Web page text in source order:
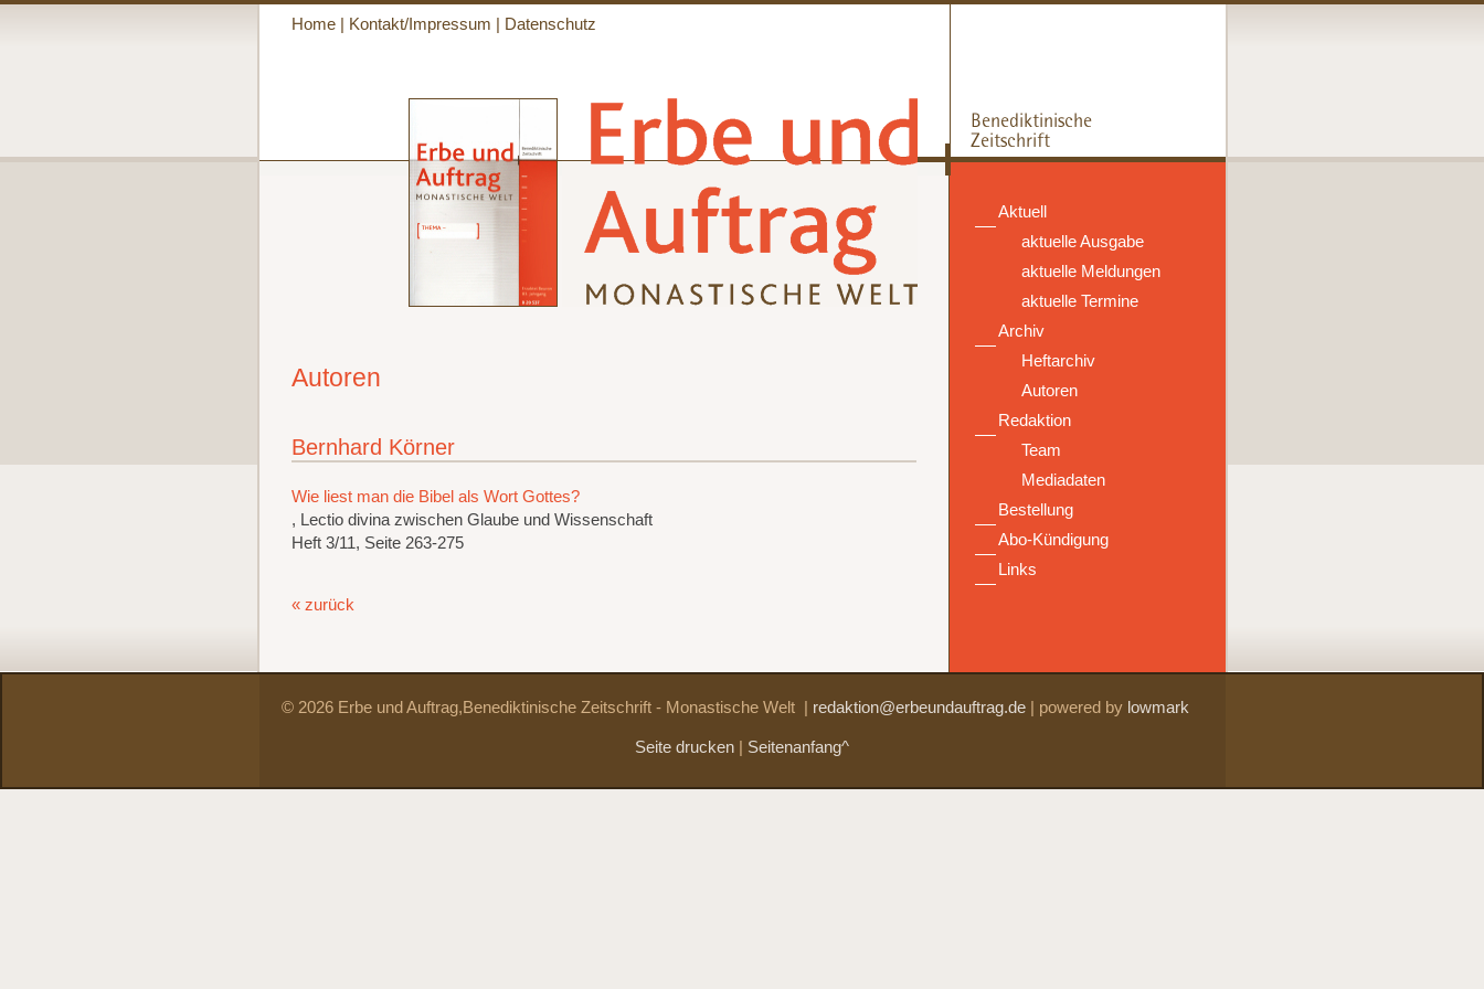
Home| Kontakt/Impressum Datenschutz
Aktuell
aktuelle Ausgabe
aktuelle Meldungen
aktuelle Termine
Archiv
Heftarchiv
Autoren
Redaktion
Team
Mediadaten
Bestellung
Abo-Kündigung
Links
Autoren
Bernhard Körner
Wie liest man die Bibel als Wort Gottes?
, Lectio divina zwischen Glaube und Wissenschaft
Heft 3/11, Seite 263-275
« zurück
© 2026 Erbe und Auftrag,Benediktinische Zeitschrift - Monastische Welt redaktion@erbeundauftrag.de| powered by lowmark
Seite drucken Seitenanfang^